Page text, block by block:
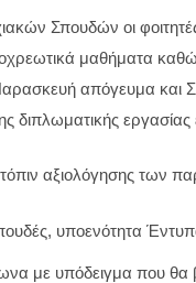
Σπουδών οι
μαθήματα
απόγευμα και
εργασίας
αξιολόγησης των
υποενότητα
με υπόδειγμα που θα